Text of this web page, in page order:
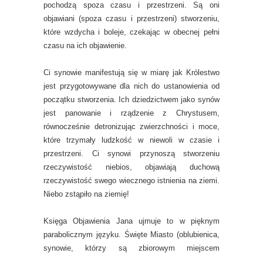
pochodzą spoza czasu i przestrzeni. Są oni
objawiani (spoza czasu i przestrzeni) stworzeniu,
które wzdycha i boleje, czekając w obecnej pełni
czasu na ich objawienie.
Ci synowie manifestują się w miarę jak Królestwo
jest przygotowywane dla nich do ustanowienia od
początku stworzenia. Ich dziedzictwem jako synów
jest panowanie i rządzenie z Chrystusem,
równocześnie detronizując zwierzchności i moce,
które trzymały ludzkość w niewoli w czasie i
przestrzeni. Ci synowi przynoszą stworzeniu
rzeczywistość niebios, objawiają duchową
rzeczywistość swego wiecznego istnienia na ziemi.
Niebo zstąpiło na ziemię!
Księga Objawienia Jana ujmuje to w pięknym
parabolicznym języku. Święte Miasto (oblubienica,
synowie, którzy są zbiorowym miejscem